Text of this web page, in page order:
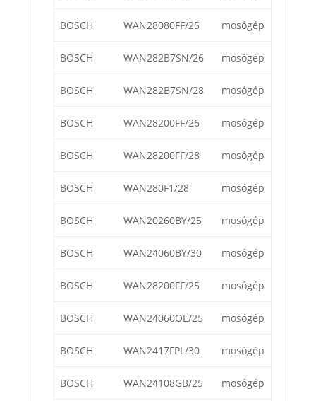
BOSCH WAN28080FF/25 mosógép
BOSCH WAN282B7SN/26 mosógép
BOSCH WAN282B7SN/28 mosógép
BOSCH WAN28200FF/26 mosógép
BOSCH WAN28200FF/28 mosógép
BOSCH WAN280F1/28 mosógép
BOSCH WAN20260BY/25 mosógép
BOSCH WAN24060BY/30 mosógép
BOSCH WAN28200FF/25 mosógép
BOSCH WAN24060OE/25 mosógép
BOSCH WAN2417FPL/30 mosógép
BOSCH WAN24108GB/25 mosógép